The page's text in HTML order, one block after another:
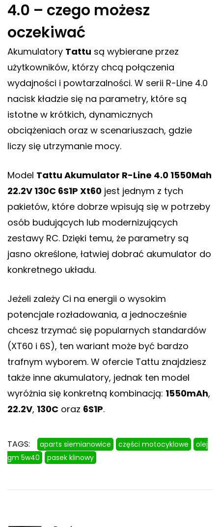
4.0 – czego możesz
oczekiwać
Akumulatory Tattu są wybierane przez
użytkowników, którzy chcą połączenia
wydajności i powtarzalności. W serii R-Line 4.0
nacisk kładzie się na parametry, które są
istotne w krótkich, dynamicznych
obciążeniach oraz w scenariuszach, gdzie
liczy się utrzymanie mocy.
Model Tattu Akumulator R-Line 4.0 1550Mah
22.2V 130C 6S1P Xt60 jest jednym z tych
pakietów, które dobrze wpisują się w potrzeby
osób budujących lub modernizujących
zestawy RC. Dzięki temu, że parametry są
jasno określone, łatwiej dobrać akumulator do
konkretnego układu.
Jeżeli zależy Ci na energii o wysokim
potencjale rozładowania, a jednocześnie
chcesz trzymać się popularnych standardów
(XT60 i 6S), ten wariant może być bardzo
trafnym wyborem. W ofercie Tattu znajdziesz
także inne akumulatory, jednak ten model
wyróżnia się konkretną kombinacją: 1550mAh,
22.2V, 130C oraz 6S1P.
TAGS: aparts siemianowice części motocyklowe
olej
gm 5w40
pasek klinowy